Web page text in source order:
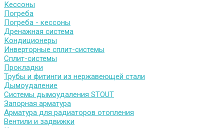
Кессоны
Погреба
Погреба - кессоны
Дренажная система
Кондиционеры
Инверторные сплит-системы
Сплит-системы
Прокладки
Трубы и фитинги из нержавеющей стали
Дымоудаление
Системы дымоудаления STOUT
Запорная арматура
Арматура для радиаторов отопления
Вентили и задвижки